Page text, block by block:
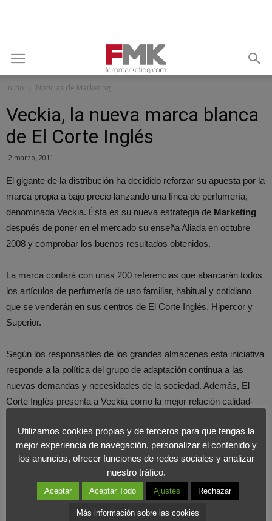
Inicio Noticias de Marketing
Veckia, la nueva marca blanca
de El Corte Inglés
2 marzo, 2011
El gigante de la distribución ha decidido reforzar su apuesta por la
marca propia a bajo precio lanzando una línea de perfumería,
denominada Veckia. Ésta es su nueva estrategia de Marketing
después de poner en el mercado su enseña Aliada en octubre
2008 y comprobar los buenos resultados obtenidos.
La marca contará con unas 200 referencias que abarcarán todos
los artículos de perfumería de uso familiar, habitual y cotidiano
que se venderán en sus centros de El Corte Inglés, Hipercor y
Superior.
Según los responsables de los grandes almacenes esta iniciativa
responde a la política del grupo de adaptación continua a las
nuevas demandas y necesidades de la sociedad. Además, El
Corte Inglés presenta a Veckia como la mejor relación calidad-
consumidor. Para Veckia, cuyo fabricante es la firma extremeña
Perseida Belleza, esperan el mismo buen recibimiento cubriendo
así un mayor espectro del segmento de precios más
competitivos.
Utilizamos cookies propias y de terceros para que tengas la
mejor experiencia de navegación, personalizar el contenido y
los anuncios, ofrecer funciones de redes sociales y analizar
nuestro tráfico.
Aceptar Aceptar Todo Ajustes Rechazar
Más información sobre las cookies